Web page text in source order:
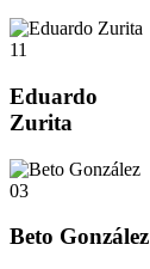
11
Eduardo
Zurita
03
Beto González